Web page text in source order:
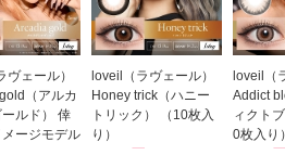
ェール）
（アルカ
ルド） 倖
ージモデル
）
loveil（ラヴェール）
Honey trick（ハニー
トリック） （10枚入
り）
loveil（
Addict
ィクト
0枚入り